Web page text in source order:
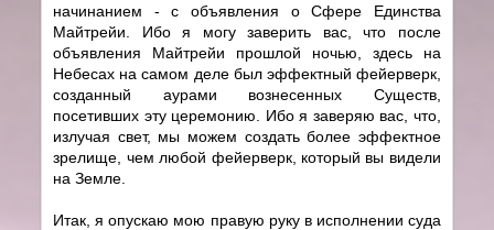
начинанием - с объявления о Сфере Единства
Майтрейи. Ибо я могу заверить вас, что после
объявления Майтрейи прошлой ночью, здесь на
Небесах на самом деле был эффектный фейерверк,
созданный аурами вознесенных Существ,
посетивших эту церемонию. Ибо я заверяю вас, что,
излучая свет, мы можем создать более эффектное
зрелище, чем любой фейерверк, который вы видели
на Земле.
Итак, я опускаю мою правую руку в исполнении суда